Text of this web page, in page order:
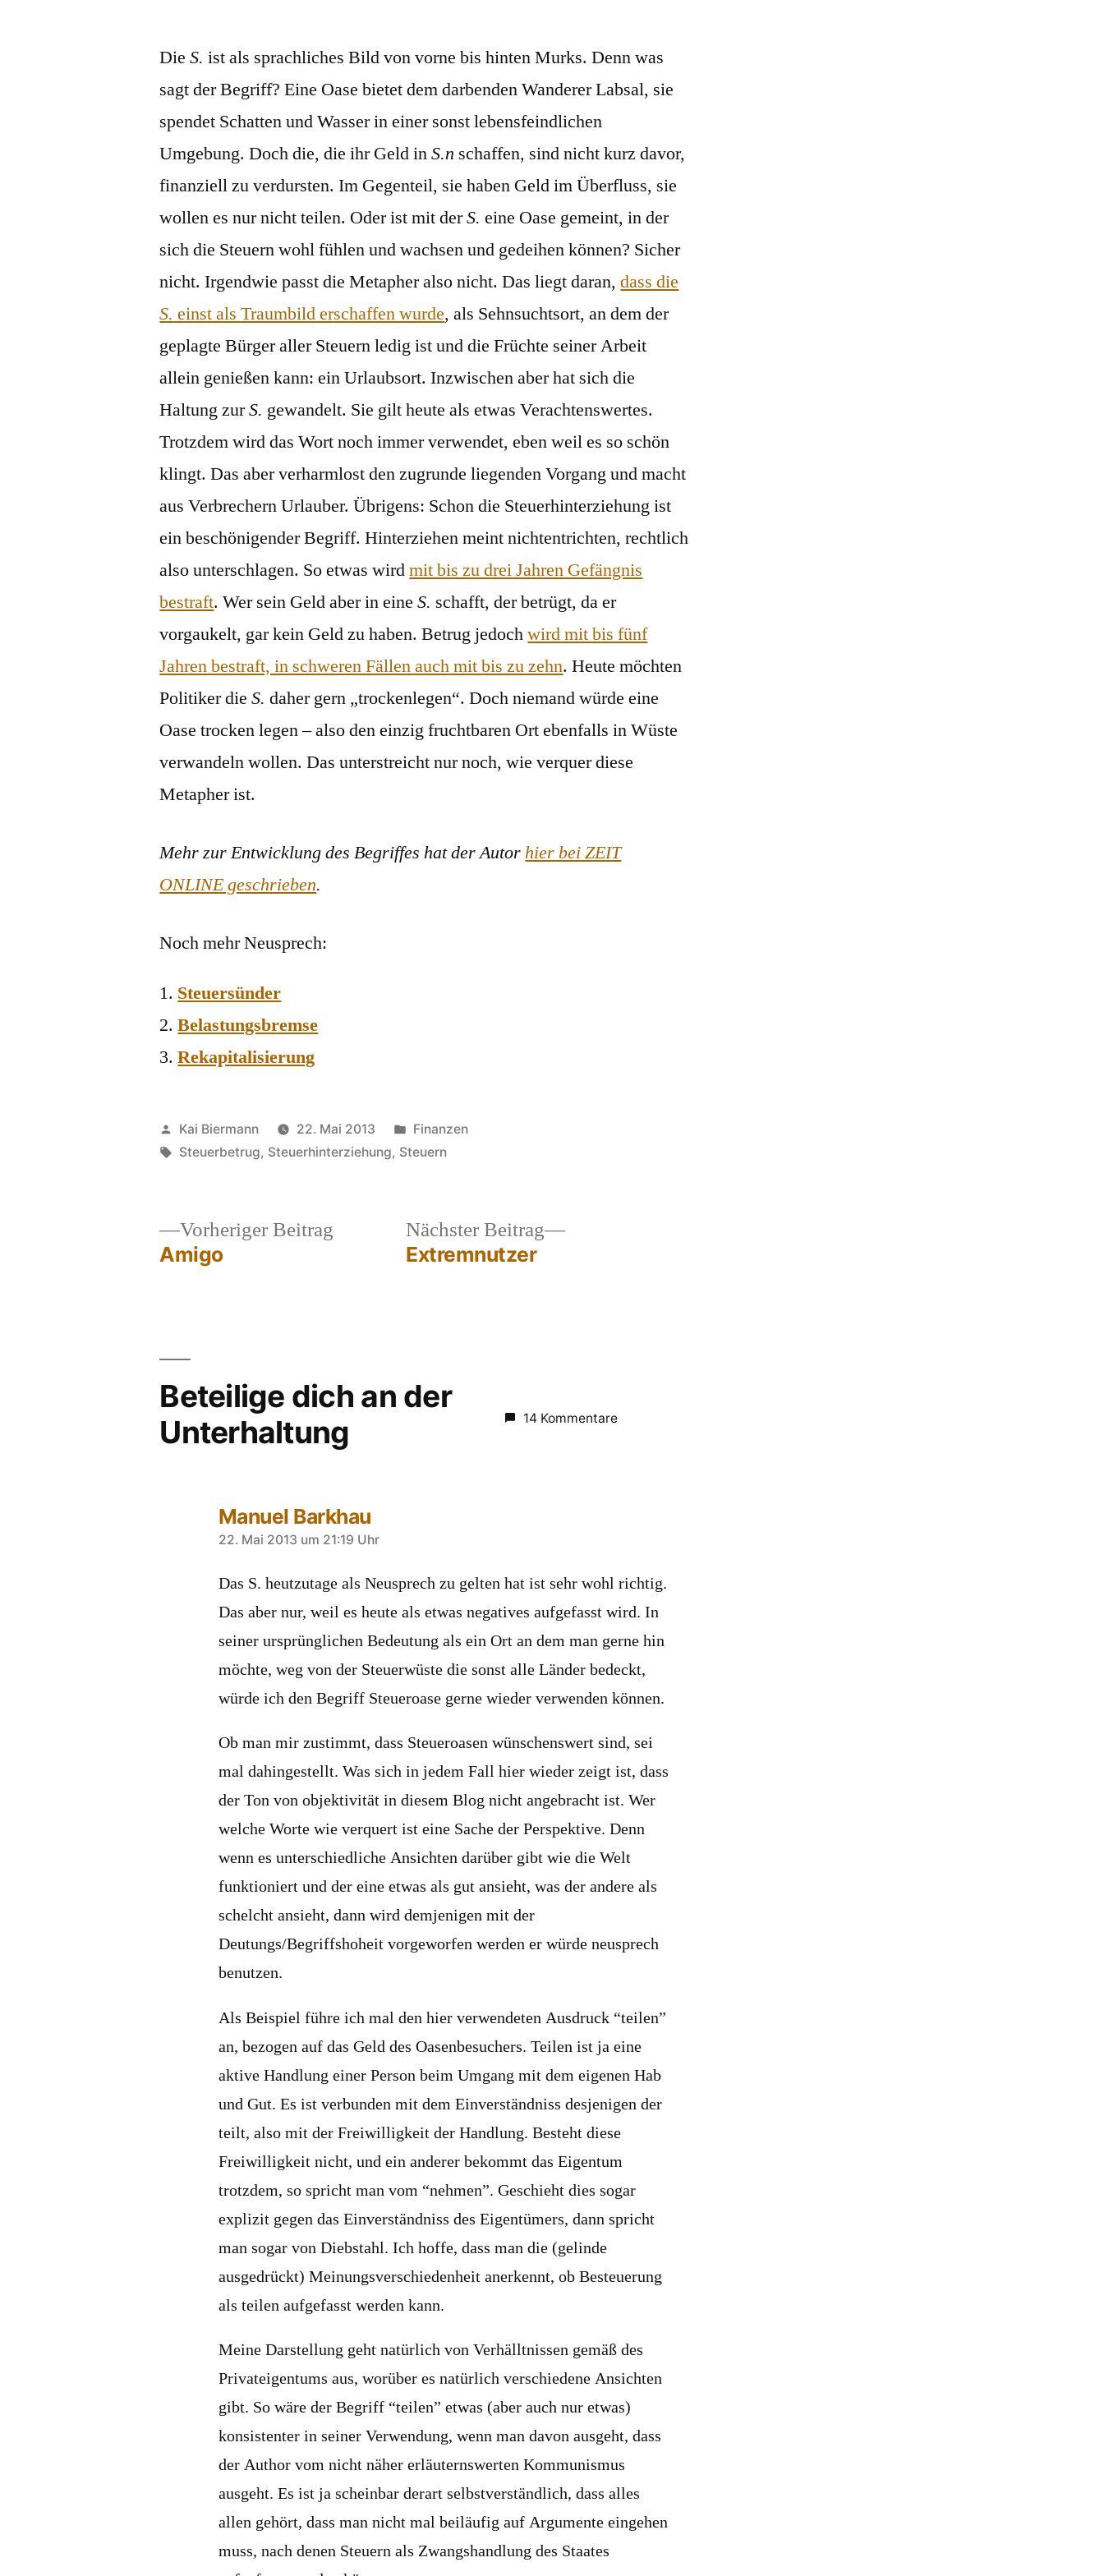
DieS. ist als sprachliches Bild von vorne bis hinten Murks. Denn was
sagt der Begriff? Eine Oase bietet dem darbenden Wanderer Labsal, sie
spendet Schatten und Wasser in einer sonst lebensfeindlichen
Umgebung. Doch die, die ihr Geld inS.n schaffen, sind nicht kurz davor,
finanziell zu verdursten. Im Gegenteil, sie haben Geld im Überfluss, sie
wollen es nur nicht teilen. Oder ist mit derS. eine Oase gemeint, in der
sich die Steuern wohl fühlen und wachsen und gedeihen können? Sicher
nicht. Irgendwie passt die Metapher also nicht. Das liegt daran,dass die
S. einst als Traumbild erschaffen wurde, als Sehnsuchtsort, an dem der
geplagte Bürger aller Steuern ledig ist und die Früchte seiner Arbeit
allein genießen kann: ein Urlaubsort. Inzwischen aber hat sich die
Haltung zurS. gewandelt. Sie gilt heute als etwas Verachtenswertes.
Trotzdem wird das Wort noch immer verwendet, eben weil es so schön
klingt. Das aber verharmlost den zugrunde liegenden Vorgang und macht
aus Verbrechern Urlauber. Übrigens: Schon die Steuerhinterziehung ist
ein beschönigender Begriff. Hinterziehen meint nichtentrichten, rechtlich
also unterschlagen. So etwas wirdmit bis zu drei Jahren Gefängnis
bestraft. Wer sein Geld aber in eineS. schafft, der betrügt, da er
vorgaukelt, gar kein Geld zu haben. Betrug jedochwird mit bis fünf
Jahren bestraft, in schweren Fällen auch mit bis zu zehn. Heute möchten
Politiker dieS. daher gern „trockenlegen“. Doch niemand würde eine
Oase trocken legen – also den einzig fruchtbaren Ort ebenfalls in Wüste
verwandeln wollen. Das unterstreicht nur noch, wie verquer diese
Metapher ist.
Mehr zur Entwicklung des Begriffes hat der Autorhier bei ZEIT
ONLINE geschrieben.
Noch mehr Neusprech:
Steuersünder
Belastungsbremse
Rekapitalisierung
Veröffentlicht
von
Kai Biermann 22. Mai 2013
Veröffentlicht
in
Finanzen
Schlagwörter:
Steuerbetrug, Steuerhinterziehung, Steuern
Beitragsnavigation
Vorheriger Beitrag Vorheriger
Amigo
Nächster Beitrag
Nächster
Extremnutzer
Beteilige dich an der
Unterhaltung
14 Kommentare
Manuel Barkhau
sagt:
22. Mai 2013 um 21:19 Uhr
Das S. heutzutage als Neusprech zu gelten hat ist sehr wohl richtig.
Das aber nur, weil es heute als etwas negatives aufgefasst wird. In
seiner ursprünglichen Bedeutung als ein Ort an dem man gerne hin
möchte, weg von der Steuerwüste die sonst alle Länder bedeckt,
würde ich den Begriff Steueroase gerne wieder verwenden können.
Ob man mir zustimmt, dass Steueroasen wünschenswert sind, sei
mal dahingestellt. Was sich in jedem Fall hier wieder zeigt ist, dass
der Ton von objektivität in diesem Blog nicht angebracht ist. Wer
welche Worte wie verquert ist eine Sache der Perspektive. Denn
wenn es unterschiedliche Ansichten darüber gibt wie die Welt
funktioniert und der eine etwas als gut ansieht, was der andere als
schelcht ansieht, dann wird demjenigen mit der
Deutungs/Begriffshoheit vorgeworfen werden er würde neusprech
benutzen.
Als Beispiel führe ich mal den hier verwendeten Ausdruck “teilen”
an, bezogen auf das Geld des Oasenbesuchers. Teilen ist ja eine
aktive Handlung einer Person beim Umgang mit dem eigenen Hab
und Gut. Es ist verbunden mit dem Einverständniss desjenigen der
teilt, also mit der Freiwilligkeit der Handlung. Besteht diese
Freiwilligkeit nicht, und ein anderer bekommt das Eigentum
trotzdem, so spricht man vom “nehmen”. Geschieht dies sogar
explizit gegen das Einverständniss des Eigentümers, dann spricht
man sogar von Diebstahl. Ich hoffe, dass man die (gelinde
ausgedrückt) Meinungsverschiedenheit anerkennt, ob Besteuerung
als teilen aufgefasst werden kann.
Meine Darstellung geht natürlich von Verhälltnissen gemäß des
Privateigentums aus, worüber es natürlich verschiedene Ansichten
gibt. So wäre der Begriff “teilen” etwas (aber auch nur etwas)
konsistenter in seiner Verwendung, wenn man davon ausgeht, dass
der Author vom nicht näher erläuternswerten Kommunismus
ausgeht. Es ist ja scheinbar derart selbstverständlich, dass alles
allen gehört, dass man nicht mal beiläufig auf Argumente eingehen
muss, nach denen Steuern als Zwangshandlung des Staates